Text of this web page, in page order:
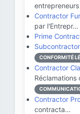
Contractor
par l'Entrepr…
Prime
Subcontractor
CONFORMITÉ
Contractor
Réclamations
Contractor
contracta…